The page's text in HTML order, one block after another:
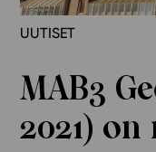
Lukio
Ominaisuudet
Tapahtumakalenteri
Webinaari­tallenteet
UUTISET
MAB3
2021)